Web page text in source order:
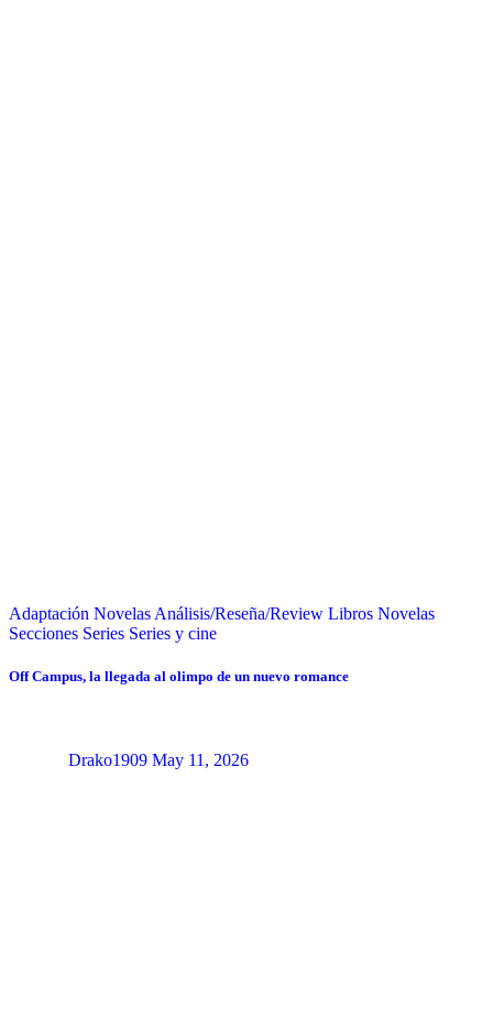
Adaptación Novelas Análisis/Reseña/Review Libros Novelas
Secciones Series Series y cine
Off Campus, la llegada al olimpo de un nuevo romance
Drako1909 May 11, 2026